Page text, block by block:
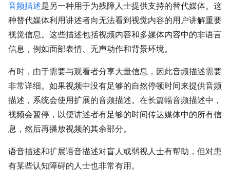
音频描述是另一种用于为残障人士提供支持的替代媒体。这
种替代媒体利用讲述者向无法看到视觉内容的用户讲解重要
视觉信息。这些描述包括视频内容和多媒体内容中的非语言
信息，例如面部表情、无声动作和背景环境。
有时，由于需要与观看者分享大量信息，因此音频描述需要
非常详细。如果视频中没有足够的自然停顿时间来提供音频
描述，系统会使用扩展的音频描述。在长篇幅音频描述中，
视频会暂停，以便讲述者有足够的时间传达媒体中的所有信
息，然后再播放视频的其余部分。
语音描述和扩展语音描述对盲人或弱视人士有帮助，但对患
有某些认知障碍的人士也非常有用。